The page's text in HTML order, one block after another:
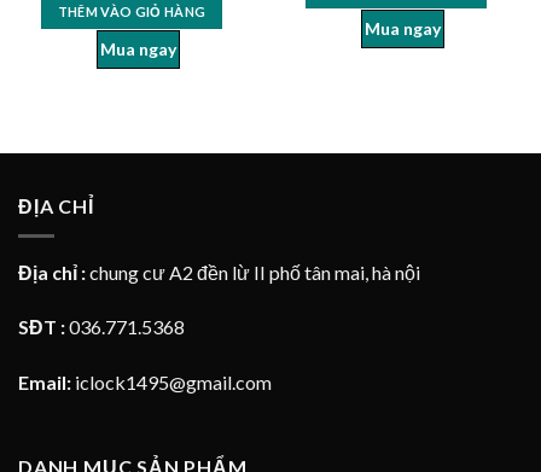
THÊM VÀO GIỎ HÀNG
Mua ngay
Mua ngay
ĐỊA CHỈ
Địa chỉ :chung cư A2 đền lừ II phố tân mai, hà nội
SĐT :036.771.5368
Email: iclock1495@gmail.com
DANH MỤC SẢN PHẨM